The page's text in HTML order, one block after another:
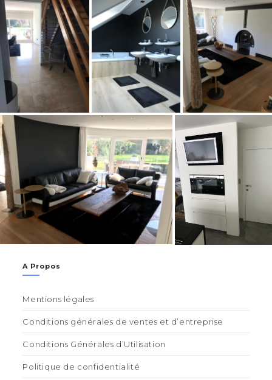
A Propos
Mentions légales
Conditions générales de ventes et d’entreprise
Conditions Générales d’Utilisation
Politique de confidentialité